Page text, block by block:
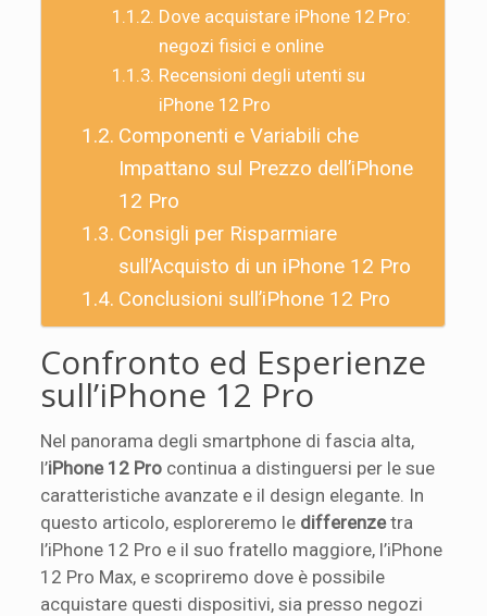
Dove acquistare iPhone 12 Pro:
negozi fisici e online
Recensioni degli utenti su
iPhone 12 Pro
Componenti e Variabili che
Impattano sul Prezzo dell’iPhone
12 Pro
Consigli per Risparmiare
sull’Acquisto di un iPhone 12 Pro
Conclusioni sull’iPhone 12 Pro
Confronto ed Esperienze
sull’iPhone 12 Pro
Nel panorama degli smartphone di fascia alta,
l’iPhone 12 Pro continua a distinguersi per le sue
caratteristiche avanzate e il design elegante. In
questo articolo, esploreremo le differenzetra
l’iPhone 12 Pro e il suo fratello maggiore, l’iPhone
12 Pro Max, e scopriremo dove è possibile
acquistare questi dispositivi, sia presso negozi